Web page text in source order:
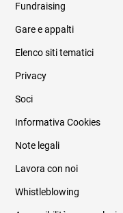
Informazioni
Fundraising
Gare e appalti
Elenco siti tematici
Privacy
Soci
Informativa Cookies
Note legali
Lavora con noi
Whistleblowing